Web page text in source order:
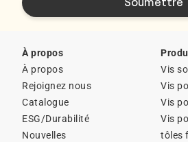
À propos
À propos
Rejoignez nous
Catalogue
ESG/Durabilité
Nouvelles
Vis
Vis
Vis
Vis
tôles